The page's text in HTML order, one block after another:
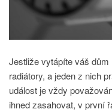
Jestliže vytápíte váš
radiátory, a jeden z nich
událost je vždy
ihned zasahovat, v první